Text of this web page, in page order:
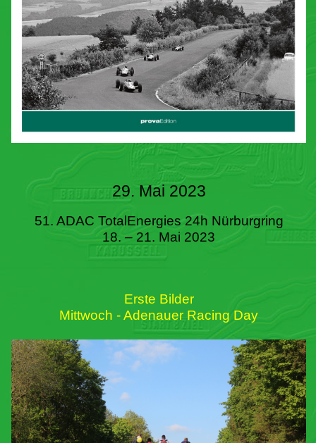
29. Mai 2023
51. ADAC TotalEnergies 24h Nürburgring
18. – 21. Mai 2023
Erste Bilder
Mittwoch - Adenauer Racing Day